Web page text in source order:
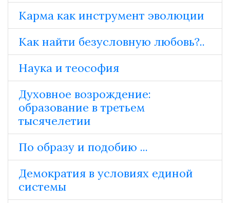
Карма как инструмент эволюции
Как найти безусловную любовь?..
Наука и теософия
Духовное возрождение:
образование в третьем
тысячелетии
По образу и подобию ...
Демократия в условиях единой
системы